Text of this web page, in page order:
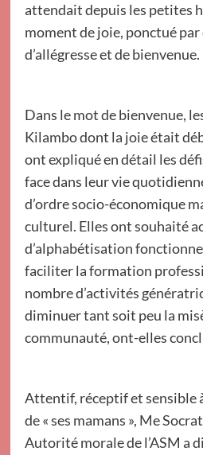
attendait depuis les petites
moment de joie, ponctué par
d’allégresse et de bienvenue.
Dans le mot de bienvenue,
Kilambo dont la joie était
ont expliqué en détail les
face dans leur vie
d’ordre socio-économique
culturel. Elles ont souhaité
d’alphabétisation
faciliter la formation
nombre d’activités
diminuer tant soit peu la
communauté, ont-elles
Attentif, réceptif et sensible
de « ses mamans », Me
Autorité morale de l’ASM a